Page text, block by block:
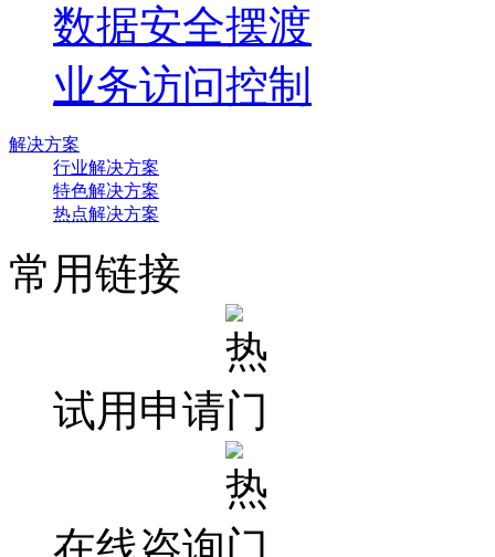
数据安全摆渡
业务访问控制
解决方案
行业解决方案
特色解决方案
热点解决方案
常用链接
试用申请
在线咨询